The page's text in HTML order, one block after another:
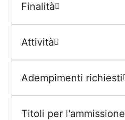
Finalità
Attività
Adempimenti richiesti
Titoli per l'ammissione